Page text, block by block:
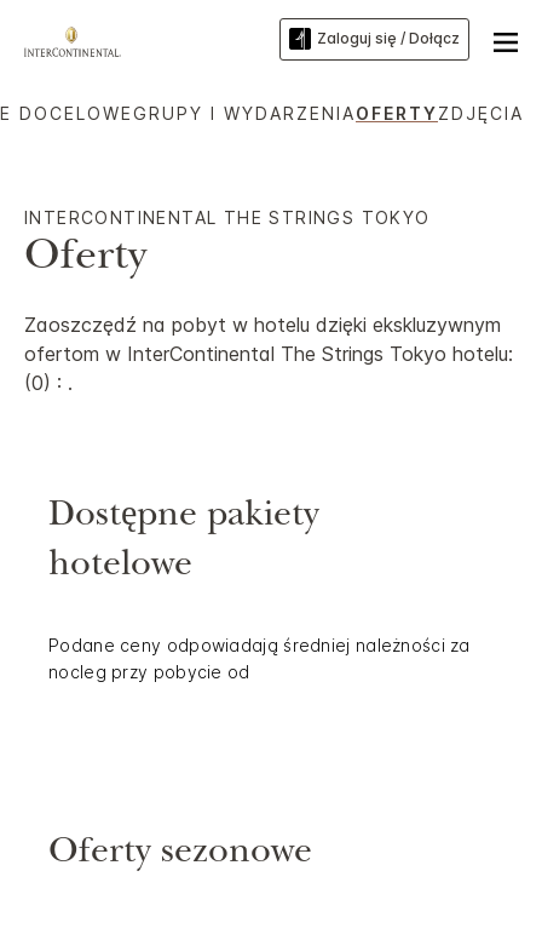
Zaloguj się / Dołącz
DOCELOWEGRUPY I WYDARZENIAOFERTYZDJĘCIA
INTERCONTINENTAL THE STRINGS TOKYO
Oferty
Zaoszczędź na pobyt w hotelu dzięki ekskluzywnym
ofertom w InterContinental The Strings Tokyo hotelu:
(0) : .
Dostępne pakiety
hotelowe
Podane ceny odpowiadają średniej należności za
nocleg przy pobycie od
Oferty sezonowe